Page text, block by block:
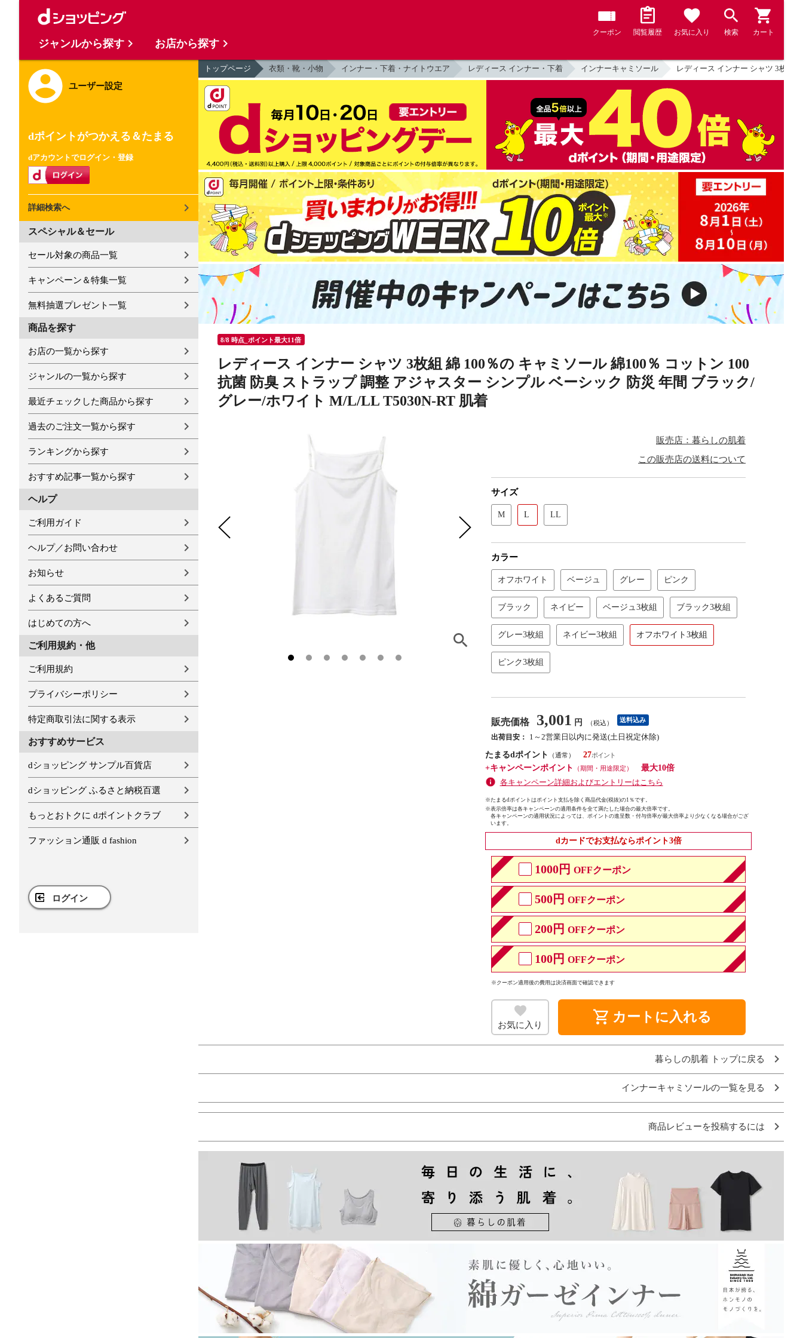
クーポン 閲覧履歴 お気に入り 検索 カート
ユーザー設定
dポイントがつかえる＆たまる
dアカウントでログイン・登録
詳細検索へ
スペシャル＆セール
セール対象の商品一覧
キャンペーン＆特集一覧
無料抽選プレゼント一覧
商品を探す
お店の一覧から探す
ジャンルの一覧から探す
最近チェックした商品から探す
過去のご注文一覧から探す
ランキングから探す
おすすめ記事一覧から探す
ヘルプ
ご利用ガイド
ヘルプ／お問い合わせ
お知らせ
よくあるご質問
はじめての方へ
ご利用規約・他
ご利用規約
プライバシーポリシー
特定商取引法に関する表示
おすすめサービス
dショッピング サンプル百貨店
dショッピング ふるさと納税百選
もっとおトクに dポイントクラブ
ファッション通販 d fashion
ログイン
トップページ 衣類・靴・小物 インナー・下着・ナイトウエア レディース インナー・下着 インナーキャミソール レディース インナー シャツ 3枚組
8/8 時点_ポイント最大11倍
レディース インナー シャツ 3枚組 綿 100％の キャミソール 綿100％ コットン 100
抗菌 防臭 ストラップ 調整 アジャスター シンプル ベーシック 防災 年間 ブラック/
グレー/ホワイト M/L/LL T5030N-RT 肌着
販売店：暮らしの肌着
この販売店の送料について
サイズ
M L LL
カラー
オフホワイト ベージュ グレー ピンク
ブラック ネイビー ベージュ3枚組 ブラック3枚組
グレー3枚組 ネイビー3枚組 オフホワイト3枚組
ピンク3枚組
販売価格 3,001 円 （税込） 送料込み
出荷目安：
1～2営業日以内に発送(土日祝定休除)
たまるdポイント
（通常）
27
+キャンペーンポイント
（期間・用途限定）
最大10倍
各キャンペーン詳細およびエントリーはこちら
※たまるdポイントはポイント支払を除く商品代金(税抜)の1％です。
※表示倍率は各キャンペーンの適用条件を全て満たした場合の最大倍率です。
各キャンペーンの適用状況によっては、ポイントの進呈数・付与倍率が最大倍率より少なくなる場合がござ
います。
dカードでお支払ならポイント3倍
1000円 OFFクーポン
500円 OFFクーポン
200円 OFFクーポン
100円 OFFクーポン
※クーポン適用後の費用は決済画面で確認できます
お気に入り shopping_cart カートに入れる
暮らしの肌着 トップに戻る
インナーキャミソールの一覧を見る
商品レビューを投稿するには
ジャンルから探す お店から探す